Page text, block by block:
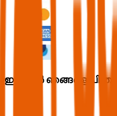
ഇപ്പൊൾ ഞങ്ങളെ